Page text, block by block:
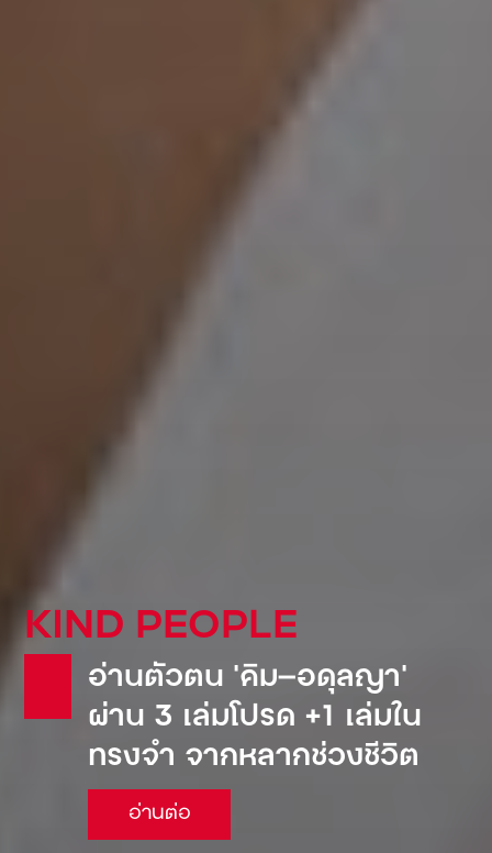
KIND PEOPLE
อ่านตัวตน ‘คิม—อดุลญา’
ผ่าน 3 เล่มโปรด +1 เล่มใน
ทรงจำ จากหลากช่วงชีวิต
อ่านต่อ